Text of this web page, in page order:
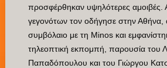
προσφέρθηκαν υψηλότερες αμοιβές.
γεγονότων τον οδήγησε στην
συμβόλαιο με τη Minos και
τηλεοπτική εκπομπή, παρουσία του
Παπαδόπουλου και του Γιώργου